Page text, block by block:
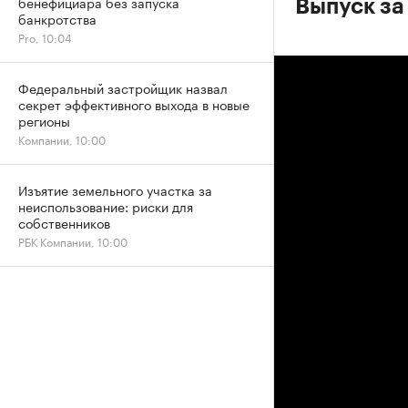
Выпуск
банкротства
Pro, 10:04
Федеральный застройщик назвал
секрет эффективного выхода в новые
регионы
Компании, 10:00
Изъятие земельного участка за
неиспользование: риски для
собственников
РБК Компании, 10:00